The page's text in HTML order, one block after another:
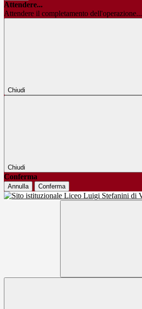
Attendere...
Attendere il completamento dell'operazione...
Chiudi
Chiudi
Conferma
Annulla Conferma